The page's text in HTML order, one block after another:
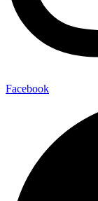
Facebook